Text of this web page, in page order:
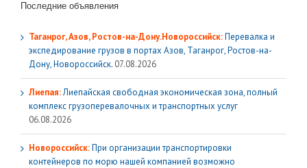
Последние объявления
Таганрог, Азов, Ростов-на-Дону.Новороссийск:Перевалка и
экспедирование грузов в портах Азов, Таганрог, Ростов-на-
Дону, Новороссийск. 07.08.2026
Лиепая:Лиепайская свободная экономическая зона, полный
комплекс грузoперевалочных и транспортных услуг
06.08.2026
Новороссийск:При организации транспортировки
контейнеров по морю нашей компанией возможно